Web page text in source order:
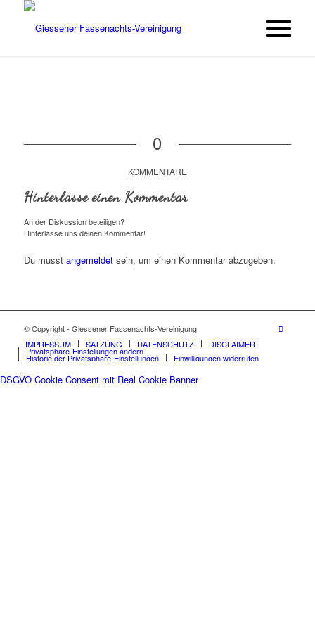
0
KOMMENTARE
Hinterlasse einen Kommentar
An der Diskussion beteiligen?
Hinterlasse uns deinen Kommentar!
Du musst angemeldetsein, um einen Kommentar abzugeben.
© Copyright - Giessener Fassenachts-Vereinigung
IMPRESSUM
SATZUNG DATENSCHUTZ DISCLAIMER
Privatsphäre-Einstellungen ändern
Historie der Privatsphäre-Einstellungen Einwilligungen widerrufen
DSGVO Cookie Consent mit Real Cookie Banner